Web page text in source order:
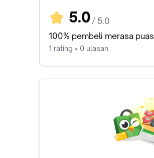
5.0 / 5.0
100% pembeli merasa puas
1 rating • 0 ulasan